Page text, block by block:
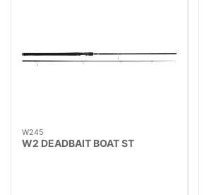
W245
W2 DEADBAIT BOAT ST